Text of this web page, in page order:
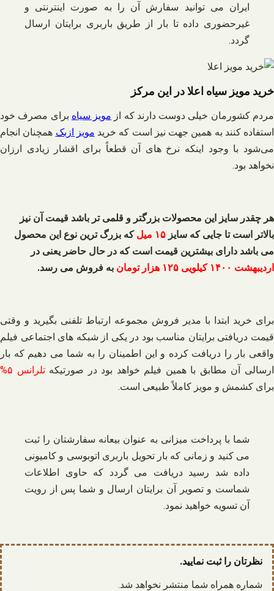
ایران می توانید سفارش آن را به صورت اینترنتی و
غیرحضوری داده تا بار از طریق باربری برایتان ارسال
گردد.
خرید مویز سیاه اعلا در این مرکز
مردم کشورمان خیلی دوست دارند که از مویز سیاه برای مصرف خود
استفاده کنند به همین جهت نیز است که خرید مویز ازبک همچنان انجام
می‌شود با وجود اینکه نرخ های آن قطعاً برای اقشار زیادی ارزان
نخواهد بود.
هر چقدر سایز این محصولات بزرگتر و قلمی تر باشد قیمت آن نیز
بالاتر است تا جایی که سایز ۱۵ میل
که بزرگ ترین نوع این محصول
می باشد دارای بیشترین قیمت است که در حال حاضر یعنی در
اردیبهشت ۱۴۰۰ کیلویی ۱۲۵ هزار تومان
به فروش می رسد.
برای خرید ابتدا با مدیر فروش مجموعه ارتباط تلفنی بگیرید و وقتی
قیمت دریافتی برایتان مناسب بود در یکی از شبکه های اجتماعی فیلم
واقعی بار را دریافت کرده و این اطمینان را به شما می دهیم که بار
ارسالی آن مطابق با همین فیلم خواهد بود در صورتیکهتلرانس ۵%
برای کشمش و مویز کاملاً طبیعی است.
شما با پرداخت میزانی به عنوان بیعانه سفارشتان را ثبت
می کنید و زمانی که بار تحویل باربری اتوبوسی و کامیونی
داده شد رسید دریافت می گردد که حاوی اطلاعات
شماست و تصویر آن برایتان ارسال و شما پس از رویت
آن تسویه خواهید نمود.
نظرتان را ثبت نمایید.
شماره همراه شما منتشر نخواهد شد.